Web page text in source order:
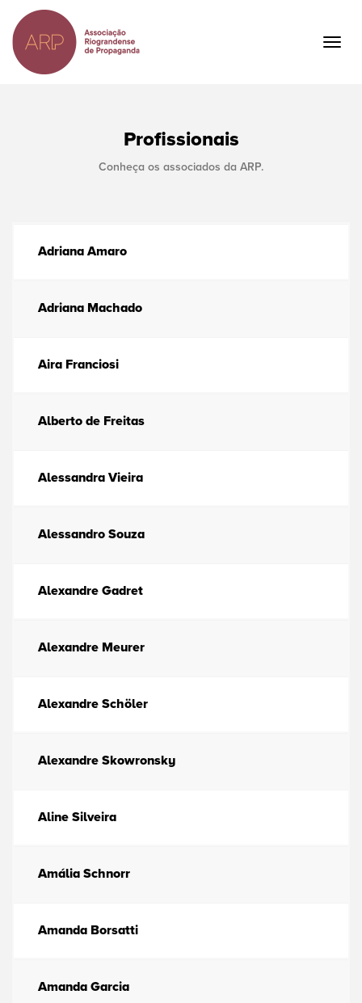
para
o
conteúdo
principal
Profissionais
Conheça os associados da ARP.
Adriana Amaro
Adriana Machado
Aira Franciosi
Alberto de Freitas
Alessandra Vieira
Alessandro Souza
Alexandre Gadret
Alexandre Meurer
Alexandre Schöler
Alexandre Skowronsky
Aline Silveira
Amália Schnorr
Amanda Borsatti
Amanda Garcia